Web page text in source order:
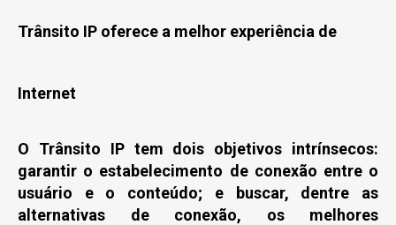
Trânsito IP oferece a melhor experiência de
Internet
O Trânsito IP tem dois objetivos intrínsecos:
garantir o estabelecimento de conexão entre o
usuário e o conteúdo; e buscar, dentre as
alternativas de conexão, os melhores